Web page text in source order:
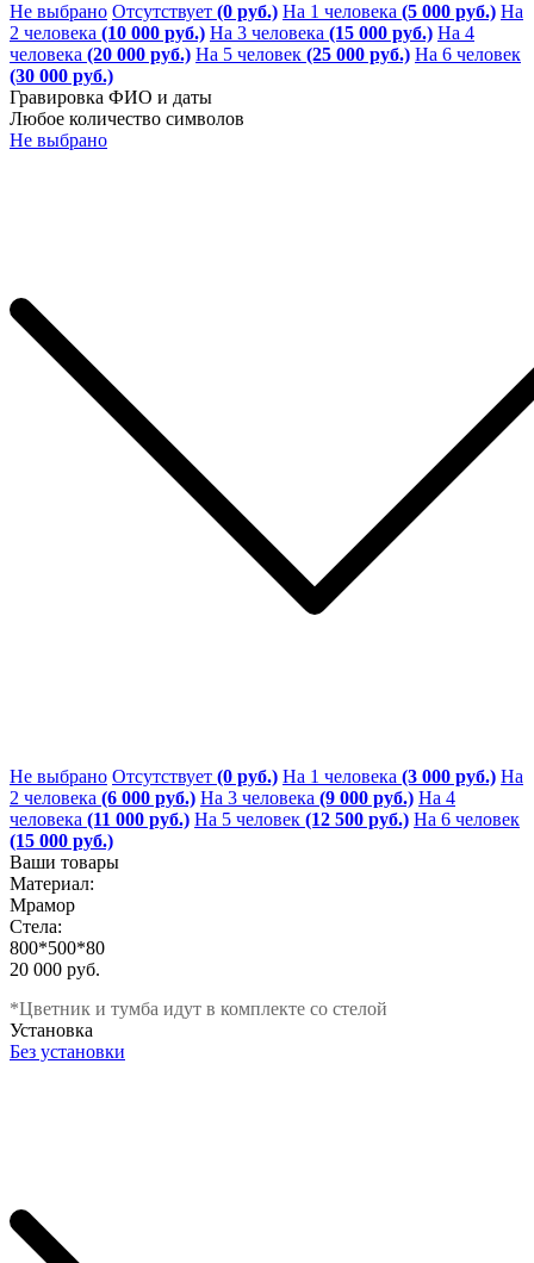
Не выбрано Отсутствует (0 руб.) На 1 человека (5 000 руб.) На
2 человека (10 000 руб.) На 3 человека (15 000 руб.) На 4
человека (20 000 руб.) На 5 человек (25 000 руб.) На 6 человек
(30 000 руб.)
Гравировка ФИО и даты
Любое количество символов
Не выбрано
Не выбрано Отсутствует (0 руб.) На 1 человека (3 000 руб.) На
2 человека (6 000 руб.) На 3 человека (9 000 руб.) На 4
человека (11 000 руб.) На 5 человек (12 500 руб.) На 6 человек
(15 000 руб.)
Ваши товары
Материал:
Мрамор
Стела:
800*500*80
20 000 руб.
*Цветник и тумба идут в комплекте со стелой
Установка
Без установки